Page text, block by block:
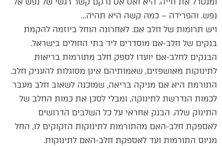
נפש. והפרידה – כמה קשה היא תהיה…
ויש תרומות של חלב אֵם. לאחרונה הוחל ביוזמה להקמת
בנקים של חלב-אם מוסדרים ליד בתי החולים בישראל.
הבנקים לחלב-אם יועדו לספק חלב מתורמות בריאות
לתינוקות מאושפזים, שאמותיהם אינן מסוגלות להעניק חלב.
התורמת היא אם מניקה בריאה, שמוכנה לשאוב חלב מעבר
לכמות הנדרשת לתינוקה, ומבלי לסכן את כמות החלב של
התינוק שלה. הבנק אחראי על כל השלבים הדרושים
לאספקת חלב-האם מהתורמות לתינוקות הזקוקים לו, החל
מגיוס התורמות ועד לאספקת חלב-האם לתינוקות.